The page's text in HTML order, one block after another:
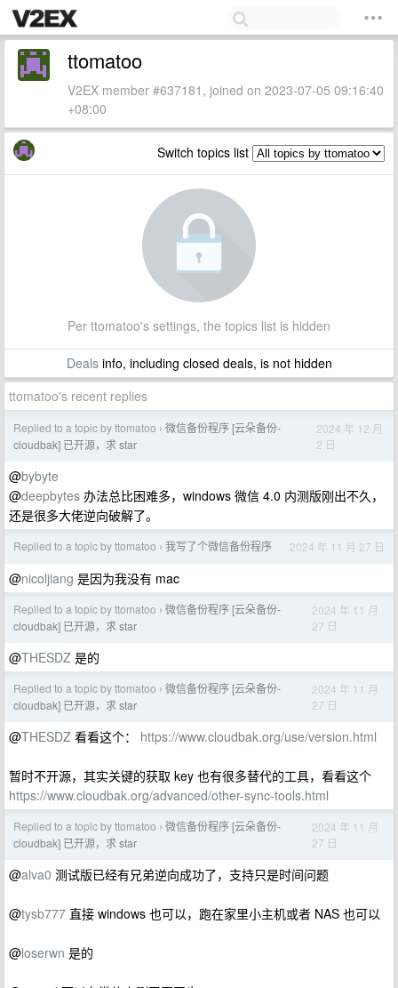
ttomatoo
V2EX member #637181, joined on 2023-07-05 09:16:40
+08:00
Switch topics list
Per ttomatoo's settings, the topics list is hidden
Dealsinfo, including closed deals, is not hidden
ttomatoo's recent replies
Replied to a topic by ttomatoo › 微信备份程序 [云朵备份-
cloudbak] 已开源，求 star
2024 年 12 月
2 日
@bybyte
@deepbytes 办法总比困难多，windows 微信 4.0 内测版刚出不久，
还是很多大佬逆向破解了。
Replied to a topic by ttomatoo › 我写了个微信备份程序 2024 年 11 月 27 日
@nicoljiang 是因为我没有 mac
Replied to a topic by ttomatoo › 微信备份程序 [云朵备份-
cloudbak] 已开源，求 star
2024 年 11 月
27 日
@THESDZ 是的
Replied to a topic by ttomatoo › 微信备份程序 [云朵备份-
cloudbak] 已开源，求 star
2024 年 11 月
27 日
@THESDZ 看看这个： https://www.cloudbak.org/use/version.html
暂时不开源，其实关键的获取 key 也有很多替代的工具，看看这个
https://www.cloudbak.org/advanced/other-sync-tools.html
Replied to a topic by ttomatoo › 微信备份程序 [云朵备份-
cloudbak] 已开源，求 star
2024 年 11 月
27 日
@alva0 测试版已经有兄弟逆向成功了，支持只是时间问题
@tysb777 直接 windows 也可以，跑在家里小主机或者 NAS 也可以
@loserwn 是的